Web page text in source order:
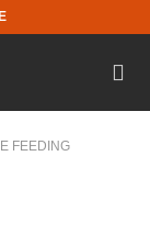
FEEDING